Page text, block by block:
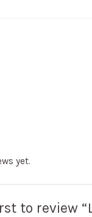
yet.
to review